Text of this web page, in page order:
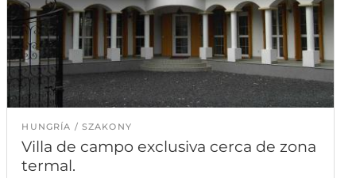
HUNGRÍA SZAKONY
Villa de campo exclusiva cerca de zona
termal.